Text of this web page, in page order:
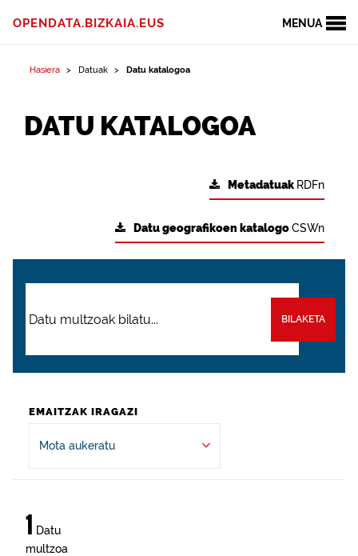
MENUA
OPENDATA.BIZKAIA.EUS
Hasiera Datuak Datu katalogoa
DATU KATALOGOA
Metadatuak RDFn
Datu geografikoen katalogoCSWn
BILAKETA
EMAITZAK IRAGAZI
Mota aukeratu
1 Datu
multzoa